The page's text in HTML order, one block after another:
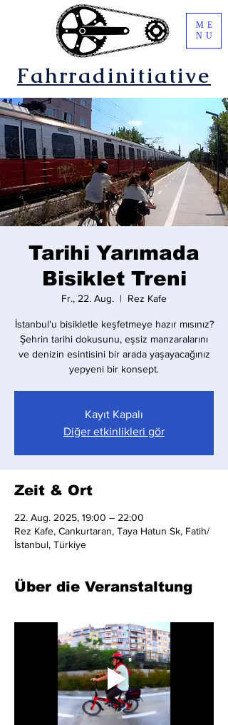
Fahrradinitiative
ME
NU
Tarihi Yarımada
Bisiklet Treni
Fr., 22. Aug.
  |
Rez Kafe
İstanbul'u bisikletle keşfetmeye hazır mısınız?
Şehrin tarihi dokusunu, eşsiz manzaralarını
ve denizin esintisini bir arada yaşayacağınız
yepyeni bir konsept.
Kayıt Kapalı
Diğer etkinlikleri gör
Zeit & Ort
22. Aug. 2025, 19:00 – 22:00
Rez Kafe, Cankurtaran, Taya Hatun Sk, Fatih/
İstanbul, Türkiye
Über die Veranstaltung